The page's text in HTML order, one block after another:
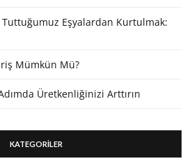
Eşyalardan Kurtulmak:
Mümkün Mü?
Üretkenliğinizi Arttırın
KATEGORİLER